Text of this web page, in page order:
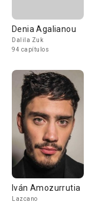
Denia Agalianou
Dalila Zuk
94 capítulos
Iván Amozurrutia
Lazcano